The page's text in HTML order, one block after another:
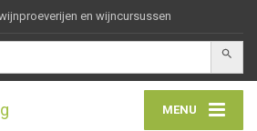
en wijncursussen
MENU